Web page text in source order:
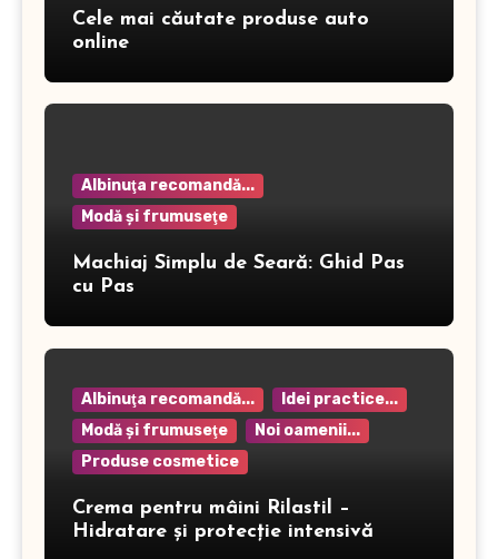
Cele mai căutate produse auto
online
Albinuţa recomandă...
Modă şi frumuseţe
Machiaj Simplu de Seară: Ghid Pas
cu Pas
Albinuţa recomandă...
Idei practice...
Modă şi frumuseţe
Noi oamenii...
Produse cosmetice
Crema pentru mâini Rilastil –
Hidratare și protecție intensivă